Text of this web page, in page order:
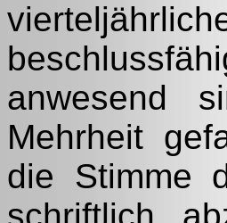
anwesend
Mehrheit
die Stimme